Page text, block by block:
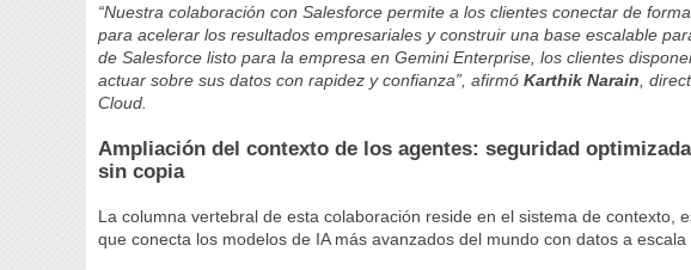
“Nuestra colaboración con Salesforce permite a los clientes conectar de
para acelerar los resultados empresariales y construir una base escalable
de Salesforce listo para la empresa en Gemini Enterprise, los clientes
actuar sobre sus datos con rapidez y confianza”, afirmó Karthik Narain ,
Cloud.
Ampliación del contexto de los agentes: seguridad
sin copia
La columna vertebral de esta colaboración reside en el sistema de contexto,
que conecta los modelos de IA más avanzados del mundo con datos a escala